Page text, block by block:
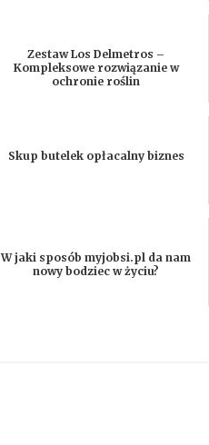
Zestaw Los Delmetros –
Kompleksowe rozwiązanie w
ochronie roślin
Skup butelek opłacalny biznes
W jaki sposób myjobsi.pl da nam
nowy bodziec w życiu?